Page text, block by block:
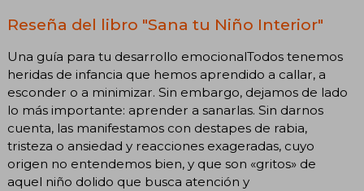
Reseña del libro "Sana tu Niño Interior"
Una guía para tu desarrollo emocionalTodos tenemos
heridas de infancia que hemos aprendido a callar, a
esconder o a minimizar. Sin embargo, dejamos de lado
lo más importante: aprender a sanarlas. Sin darnos
cuenta, las manifestamos con destapes de rabia,
tristeza o ansiedad y reacciones exageradas, cuyo
origen no entendemos bien, y que son «gritos» de
aquel niño dolido que busca atención y